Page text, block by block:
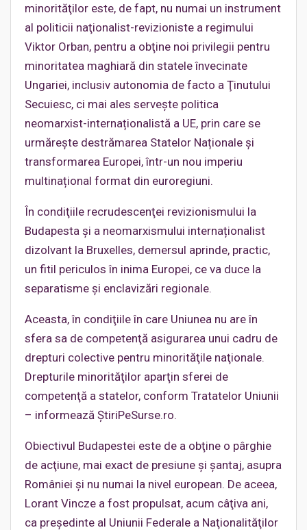
minorităţilor este, de fapt, nu numai un instrument
al politicii naţionalist-revizioniste a regimului
Viktor Orban, pentru a obţine noi privilegii pentru
minoritatea maghiară din statele învecinate
Ungariei, inclusiv autonomia de facto a Ţinutului
Secuiesc, ci mai ales servește politica
neomarxist-internaționalistă a UE, prin care se
urmărește destrămarea Statelor Naționale și
transformarea Europei, într-un nou imperiu
multinațional format din euroregiuni.
În condiţiile recrudescenţei revizionismului la
Budapesta și a neomarxismului internaționalist
dizolvant la Bruxelles, demersul aprinde, practic,
un fitil periculos în inima Europei, ce va duce la
separatisme și enclavizări regionale.
Aceasta, în condiţiile în care Uniunea nu are în
sfera sa de competenţă asigurarea unui cadru de
drepturi colective pentru minorităţile naţionale.
Drepturile minorităţilor aparţin sferei de
competenţă a statelor, conform Tratatelor Uniunii
– informează ȘtiriPeSurse.ro.
Obiectivul Budapestei este de a obţine o pârghie
de acţiune, mai exact de presiune şi şantaj, asupra
României și nu numai la nivel european. De aceea,
Lorant Vincze a fost propulsat, acum câţiva ani,
ca preşedinte al Uniunii Federale a Naţionalităţilor